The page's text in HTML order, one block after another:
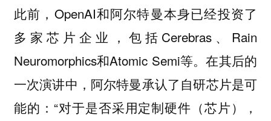
此前，OpenAI和阿尔特曼本身已经投资了
多家芯片企业，包括Cerebras、Rain
Neuromorphics和Atomic Semi等。在其后的
一次演讲中，阿尔特曼承认了自研芯片是可
能的：“对于是否采用定制硬件（芯片），